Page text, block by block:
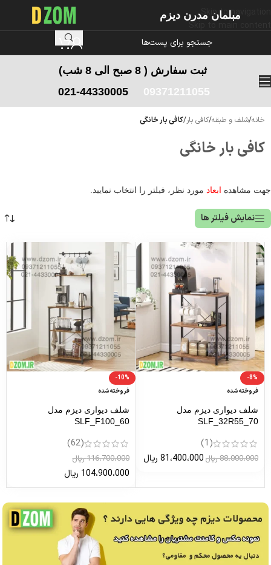
Skip to navigation
مبلمان مدرن دیزم
ثبت سفارش ( 8 صبح الی 8 شب)
09371211055
021-44330005
خانه/شلف و طبقه/کافی بار/کافی بار خانگی
کافی بار خانگی
جهت مشاهده ابعاد مورد نظر، فیلتر را انتخاب نمایید.
نمایش فیلتر ها
-8%
فروخته شده
شلف دیواری دیزم مدل
SLF_32R55_70
(1)
88،000،000 ریال 81،400،000 ریال
-10%
فروخته شده
شلف دیواری دیزم مدل
SLF_F100_60
(62)
116،700،000 ریال
104،900،000 ریال